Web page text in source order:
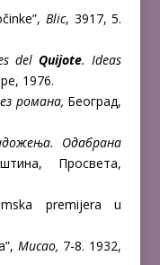
Blic, 3917, 5.
delQuijote. Ideas
1976.
романа, Београд,
. Одабрана
Просвета,
premijera u
Мисао, 7-8. 1932,